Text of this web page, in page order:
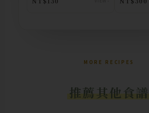
MORE RECIPES
推薦其他食譜